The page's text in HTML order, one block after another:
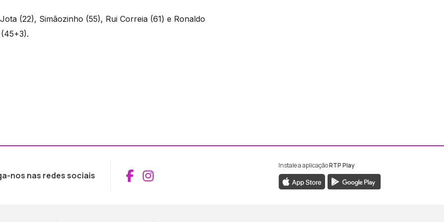
(22), Simãozinho (55), Rui Correia (61) e Ronaldo
nos nas redes sociais Aceder ao Facebook da RTP Madeira
Aceder ao Instagram da RTP Madeira
Instale a aplicaçãoRTP Play